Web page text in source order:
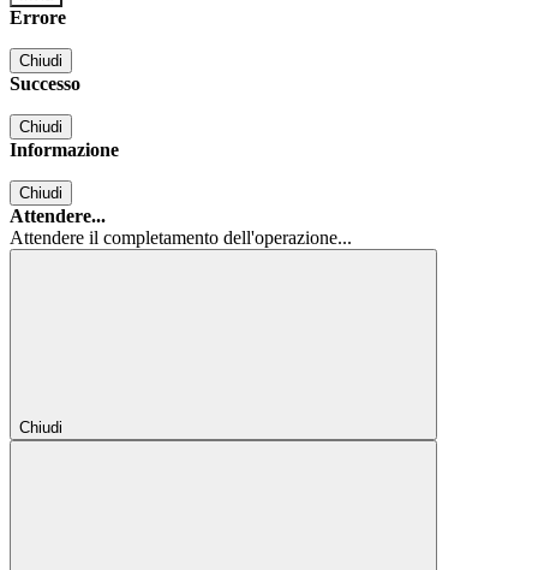
Errore
Chiudi
Successo
Chiudi
Informazione
Chiudi
Attendere...
Attendere il completamento dell'operazione...
Chiudi